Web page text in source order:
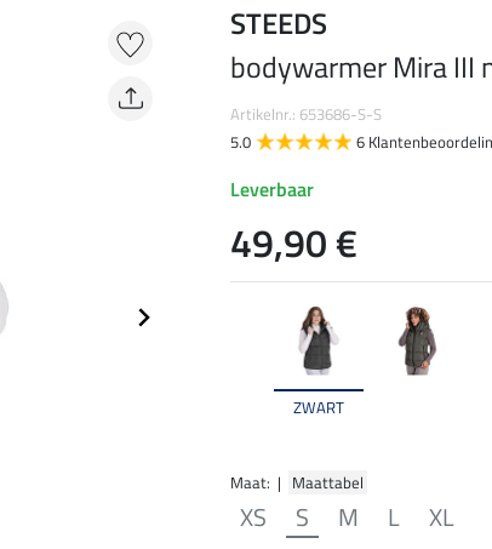
ZWART
Maat: | Maattabel
XS S M L XL
STEEDS
bodywarmer Mira III
Artikelnr.: 653686-S-S
5.0
6
Leverbaar
49,90 €